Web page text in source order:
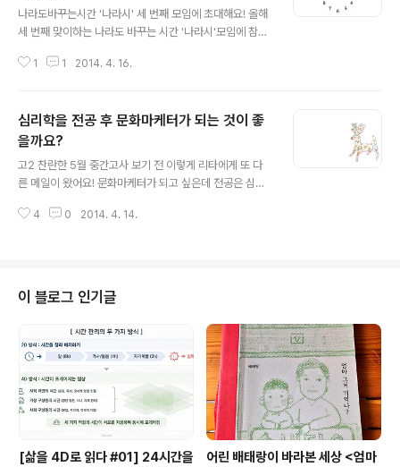
나라도바꾸는시간 '나라시' 세 번째 모임에 초대해요! 올해
세 번째 맞이하는 나라도 바꾸는 시간 '나라시'모임에 참여
을 도모할 것만 같은데 사실은 오히려 가장 작은 구성원인
모임이기도 합니다. 다음 주 토요일(4/26) 오후 2시-5시
강남 에이블스퀘어에서 '나라도 바꾸는 시간' 나라시모임
이 열립니다. 온오프믹스 신청 : http://onoffmix.com/e
vent/26594 모임의 주제는 자유주제이나 각자 가진 인
하는 모임입니다. 컨설턴트, 벤처대표, 기획자 등이 참여하
1 1 2014. 4. 16.
심리학을 전공 후 문화마케터가 되는 것이 좋
을까요?
고2 찬란한 5월 중간고사 보기 전 이렇게 리타에게 또 다
른 메일이 왔어요! 문화마케터가 되고 싶은데 전공은 심리
몇가지를 다시 보내왔고 그에 답장을 보냈습니다. 그 메일
심리학을 전공하거나 미술을 전공하지 않았다는 점 알아주
시구요~ -문화 마케터가 되기 위해서 심리학을 전공하려
고 하는데 도움이 될까요? 같이 전공하면 좋을 (복수전공,
부전공) 과는 어떤게 있을까요? 저는 심리학과 진학해서 언
정이나 경영쪽 부전공 하려고하거든요.. 복수전공이나... 심
리학은 유용한 학문이기는 하지만 보통사..
4 0 2014. 4. 14.
이 블로그 인기글
[삶을 4D로 읽다 #01] 24시간을
어린 배태랑이 바라본 세상 <엄마